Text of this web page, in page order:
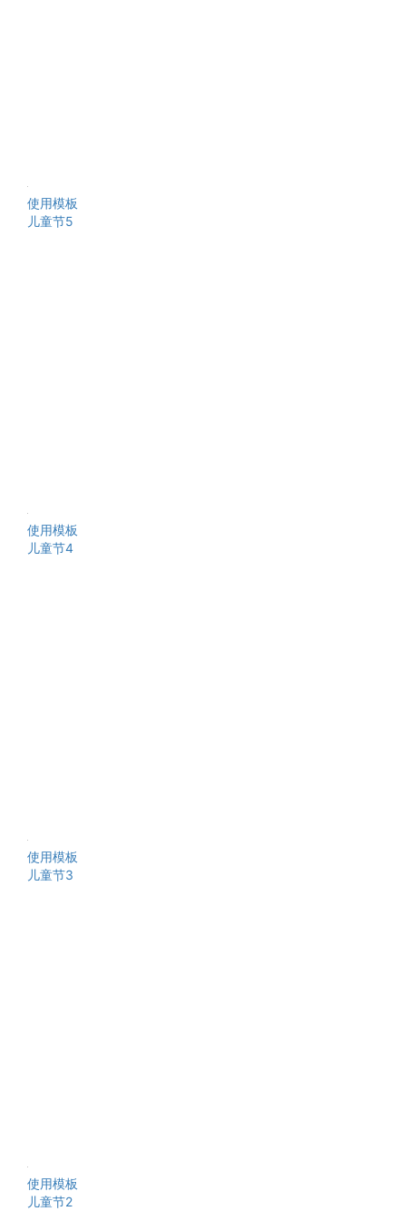
使用模板
儿童节5
使用模板
儿童节4
使用模板
儿童节3
使用模板
儿童节2